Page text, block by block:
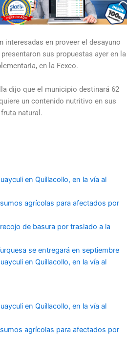
interesadas en proveer el desayuno
sus propuestas ayer en la
en la Fexco.
dijo que el municipio destinará 62
un contenido nutritivo en sus
natural.
en Quillacollo, en la vía al
agrícolas para afectados por
de basura por traslado a la
se entregará en septiembre
en Quillacollo, en la vía al
en Quillacollo, en la vía al
agrícolas para afectados por